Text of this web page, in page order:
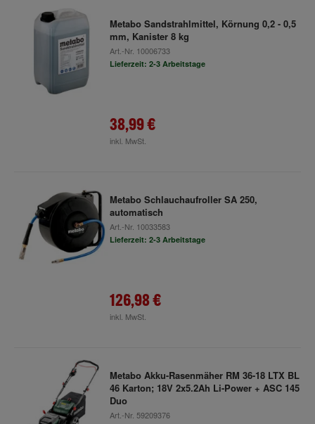
Metabo Sandstrahlmittel, Körnung 0,2 - 0,5
mm, Kanister 8 kg
Art.-Nr. 10006733
Lieferzeit: 2-3 Arbeitstage
38,99 €
inkl. MwSt.
Metabo Schlauchaufroller SA 250,
automatisch
Art.-Nr. 10033583
Lieferzeit: 2-3 Arbeitstage
126,98 €
inkl. MwSt.
Metabo Akku-Rasenmäher RM 36-18 LTX BL
46 Karton; 18V 2x5.2Ah Li-Power + ASC 145
Duo
Art.-Nr. 59209376